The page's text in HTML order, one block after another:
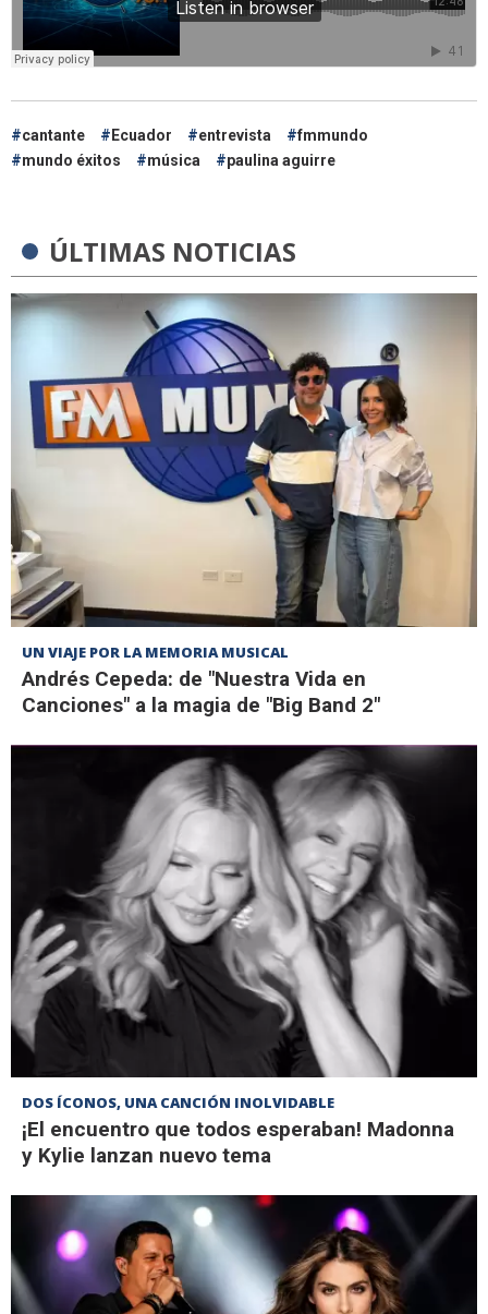
cantante Ecuador entrevista
fmmundo
mundo éxitos
música paulina aguirre
ÚLTIMAS NOTICIAS
UN VIAJE POR LA MEMORIA MUSICAL
Andrés Cepeda: de "Nuestra Vida en
Canciones" a la magia de "Big Band 2"
DOS ÍCONOS, UNA CANCIÓN INOLVIDABLE
¡El encuentro que todos esperaban! Madonna
y Kylie lanzan nuevo tema